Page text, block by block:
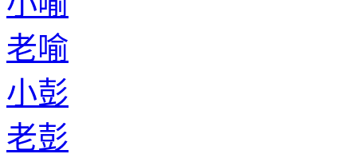
老喻
小彭
老彭